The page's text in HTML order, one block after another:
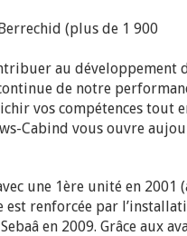
(plus de 1 900
au développement
de notre
vos compétences tout
Cabind vous ouvre
une 1ère unité en 2001
est renforcée par
en 2009. Grâce aux